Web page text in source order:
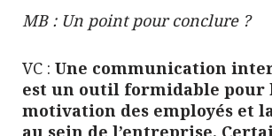
MB : Un point pour conclure ?
VC : Une communication
est un outil formidable pour
motivation des employés et